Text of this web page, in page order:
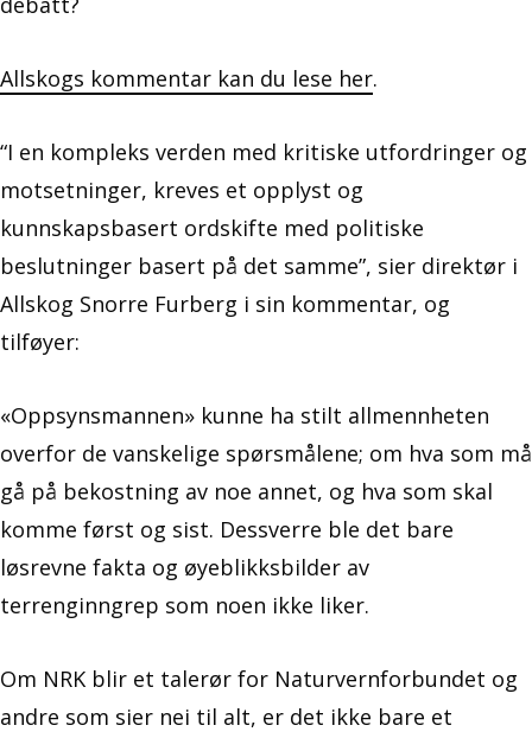
Allskogs kommentar kan du lese her.
“I en kompleks verden med kritiske utfordringer og
motsetninger, kreves et opplyst og
kunnskapsbasert ordskifte med politiske
beslutninger basert på det samme”, sier direktør i
Allskog Snorre Furberg i sin kommentar, og
tilføyer:
«Oppsynsmannen» kunne ha stilt allmennheten
overfor de vanskelige spørsmålene; om hva som må
gå på bekostning av noe annet, og hva som skal
komme først og sist. Dessverre ble det bare
løsrevne fakta og øyeblikksbilder av
terrenginngrep som noen ikke liker.
Om NRK blir et talerør for Naturvernforbundet og
andre som sier nei til alt, er det ikke bare et